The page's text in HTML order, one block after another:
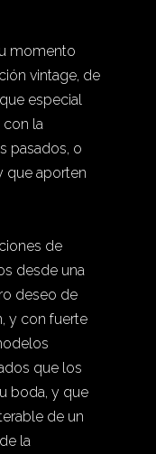
momento
vintage, de
especial
con la
pasados, o
que aporten
de
desde una
deseo de
y con fuerte
que los
boda, y que
de un
la